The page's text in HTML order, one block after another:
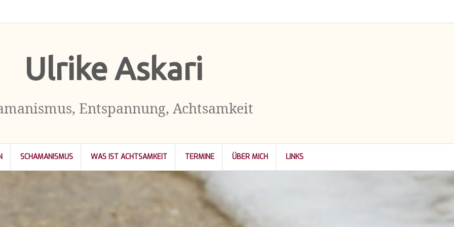
Ulrike Askari
Entspannung, Achtsamkeit
SCHAMANISMUS WAS IST ACHTSAMKEIT TERMINE ÜBER MICH LINKS